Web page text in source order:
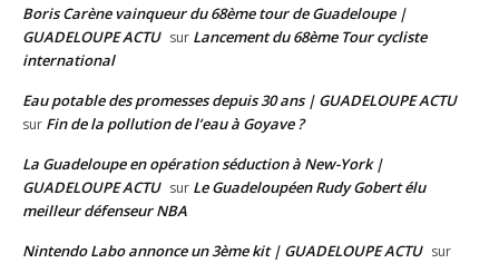
Boris Carène vainqueur du 68ème tour de Guadeloupe |
GUADELOUPE ACTU sur Lancement du 68ème Tour cycliste
international
Eau potable des promesses depuis 30 ans | GUADELOUPE ACTU
sur Fin de la pollution de l’eau à Goyave ?
La Guadeloupe en opération séduction à New-York |
GUADELOUPE ACTU sur Le Guadeloupéen Rudy Gobert élu
meilleur défenseur NBA
Nintendo Labo annonce un 3ème kit | GUADELOUPE ACTU sur